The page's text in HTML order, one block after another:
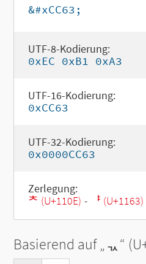
&#xCC63;
UTF-8-Kodierung:
0xEC 0xB1 0xA3
UTF-16-Kodierung:
0xCC63
UTF-32-Kodierung:
0x0000CC63
Zerlegung:
ᄎ (U+110E) - ᅣ (U+1163)
Basierend auf „ᆪ“